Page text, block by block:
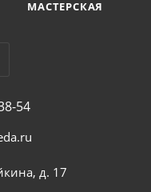
МАСТЕРСКАЯ
54
д. 17